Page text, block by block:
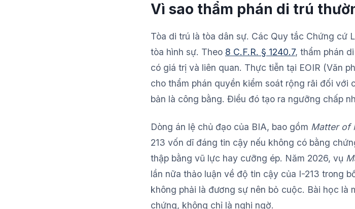
Vì sao thẩm phán di trú
Tòa di trú là tòa dân sự. Các Quy tắc Chứng cứ
tòa hình sự. Theo 8 C.F.R. § 1240.7, thẩm phán
có giá trị và liên quan. Thực tiễn tại EOIR (Văn
cho thẩm phán quyền kiểm soát rộng rãi đối với
bản là công bằng. Điều đó tạo ra ngưỡng chấp
Dòng án lệ chủ đạo của BIA, bao gồm Matter of
213 vốn dĩ đáng tin cậy nếu không có bằng
thập bằng vũ lực hay cưỡng ép. Năm 2026, vụ
lần nữa thảo luận về độ tin cậy của I-213 trong
không phải là đương sự nên bỏ cuộc. Bài học là
chứng, không chỉ là nghi ngờ.